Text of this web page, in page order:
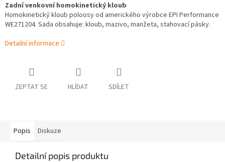
Zadní venkovní homokinetický kloub
Homokinetický kloub poloosy od amerického výrobce EPI Performance
WE271204. Sada obsahuje: kloub, mazivo, manžeta, stahovací pásky.
Detailní informace
ZEPTAT SE HLÍDAT SDÍLET
Popis Diskuze
Detailní popis produktu